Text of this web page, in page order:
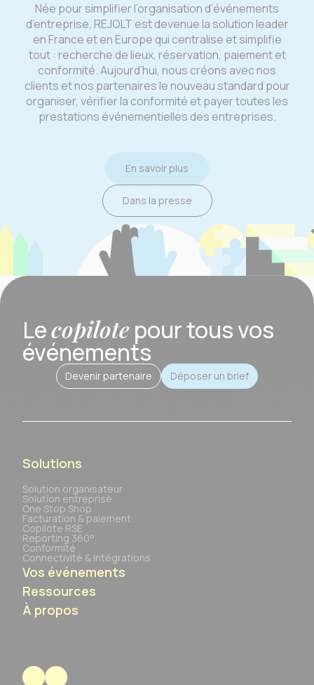
Née pour simplifier l’organisation d’événements
d’entreprise, REJOLT est devenue la solution leader
en France et en Europe qui centralise et simplifie
tout : recherche de lieux, réservation, paiement et
conformité. Aujourd’hui, nous créons avec nos
clients et nos partenaires le nouveau standard pour
organiser, vérifier la conformité et payer toutes les
prestations événementielles des entreprises.
En savoir plus
Dans la presse
Lecopilotepour tous vos
événements
Devenir partenaire Déposer un brief
Solutions
Solution organisateur
Solution entreprise
One Stop Shop
Facturation & paiement
Copilote RSE
Reporting 360°
Conformité
Connectivité & Intégrations
Vos événements
Ressources
À propos